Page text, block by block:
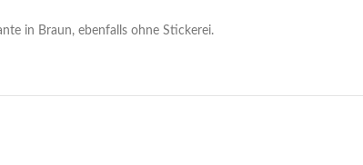
in Braun, ebenfalls ohne Stickerei.